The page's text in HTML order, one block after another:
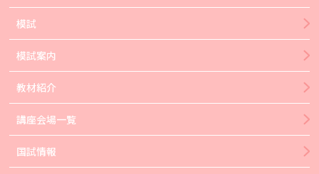
模試
模試案内
教材紹介
講座会場一覧
国試情報